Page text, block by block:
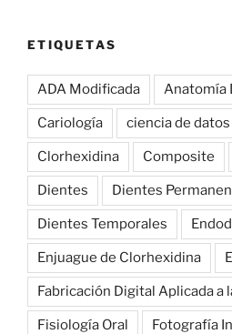
ETIQUETAS
ADA Modificada Anatomía
Cariología ciencia de datos
Clorhexidina Composite
Dientes Dientes
Dientes Temporales
Enjuague de Clorhexidina
Fabricación Digital Aplicada a
Fisiología Oral Fotografía